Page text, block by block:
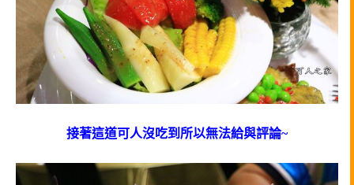
接著這道可人沒吃到所以無法給與評論~